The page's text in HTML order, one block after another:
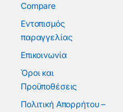
Compare
Εντοπισμός
παραγγελίας
Επικοινωνία
Όροι και
Προϋποθέσεις
Πολιτική Απορρήτου –